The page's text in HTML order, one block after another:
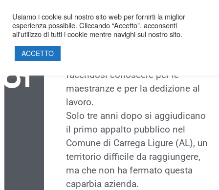
HOME
PRODOTTI
SOSTENIBILITÀ
CERTIFICAZIONI
CONTATTI
Tre fratelli fondano la loro prima
Società nel paese natio, Cabella
facendosi conoscere per le
maestranze e per la dedizione al
lavoro.
Solo tre anni dopo si aggiudicano
il primo appalto pubblico nel
Comune di Carrega Ligure (AL), un
territorio difficile da raggiungere,
ma che non ha fermato questa
caparbia azienda.
Usiamo i cookie sul nostro sito web per fornirti la miglior
esperienza possibile. Cliccando “Accetto”, acconsenti
all'utilizzo di tutti i cookie mentre navighi sul nostro sito.
ACCETTO